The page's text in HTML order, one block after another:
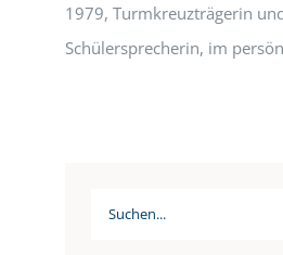
1979, Turmkreuzträgerin
Schülersprecherin, im
Suche